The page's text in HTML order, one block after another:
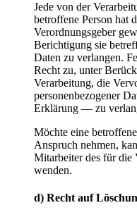
Jede von der
betroffene Person hat
Verordnungsgeber
Berichtigung sie
Daten zu verlangen.
Recht zu, unter
Verarbeitung, die
personenbezogener
Erklärung — zu
Möchte eine
Anspruch nehmen,
Mitarbeiter des für die
wenden.
d) Recht auf